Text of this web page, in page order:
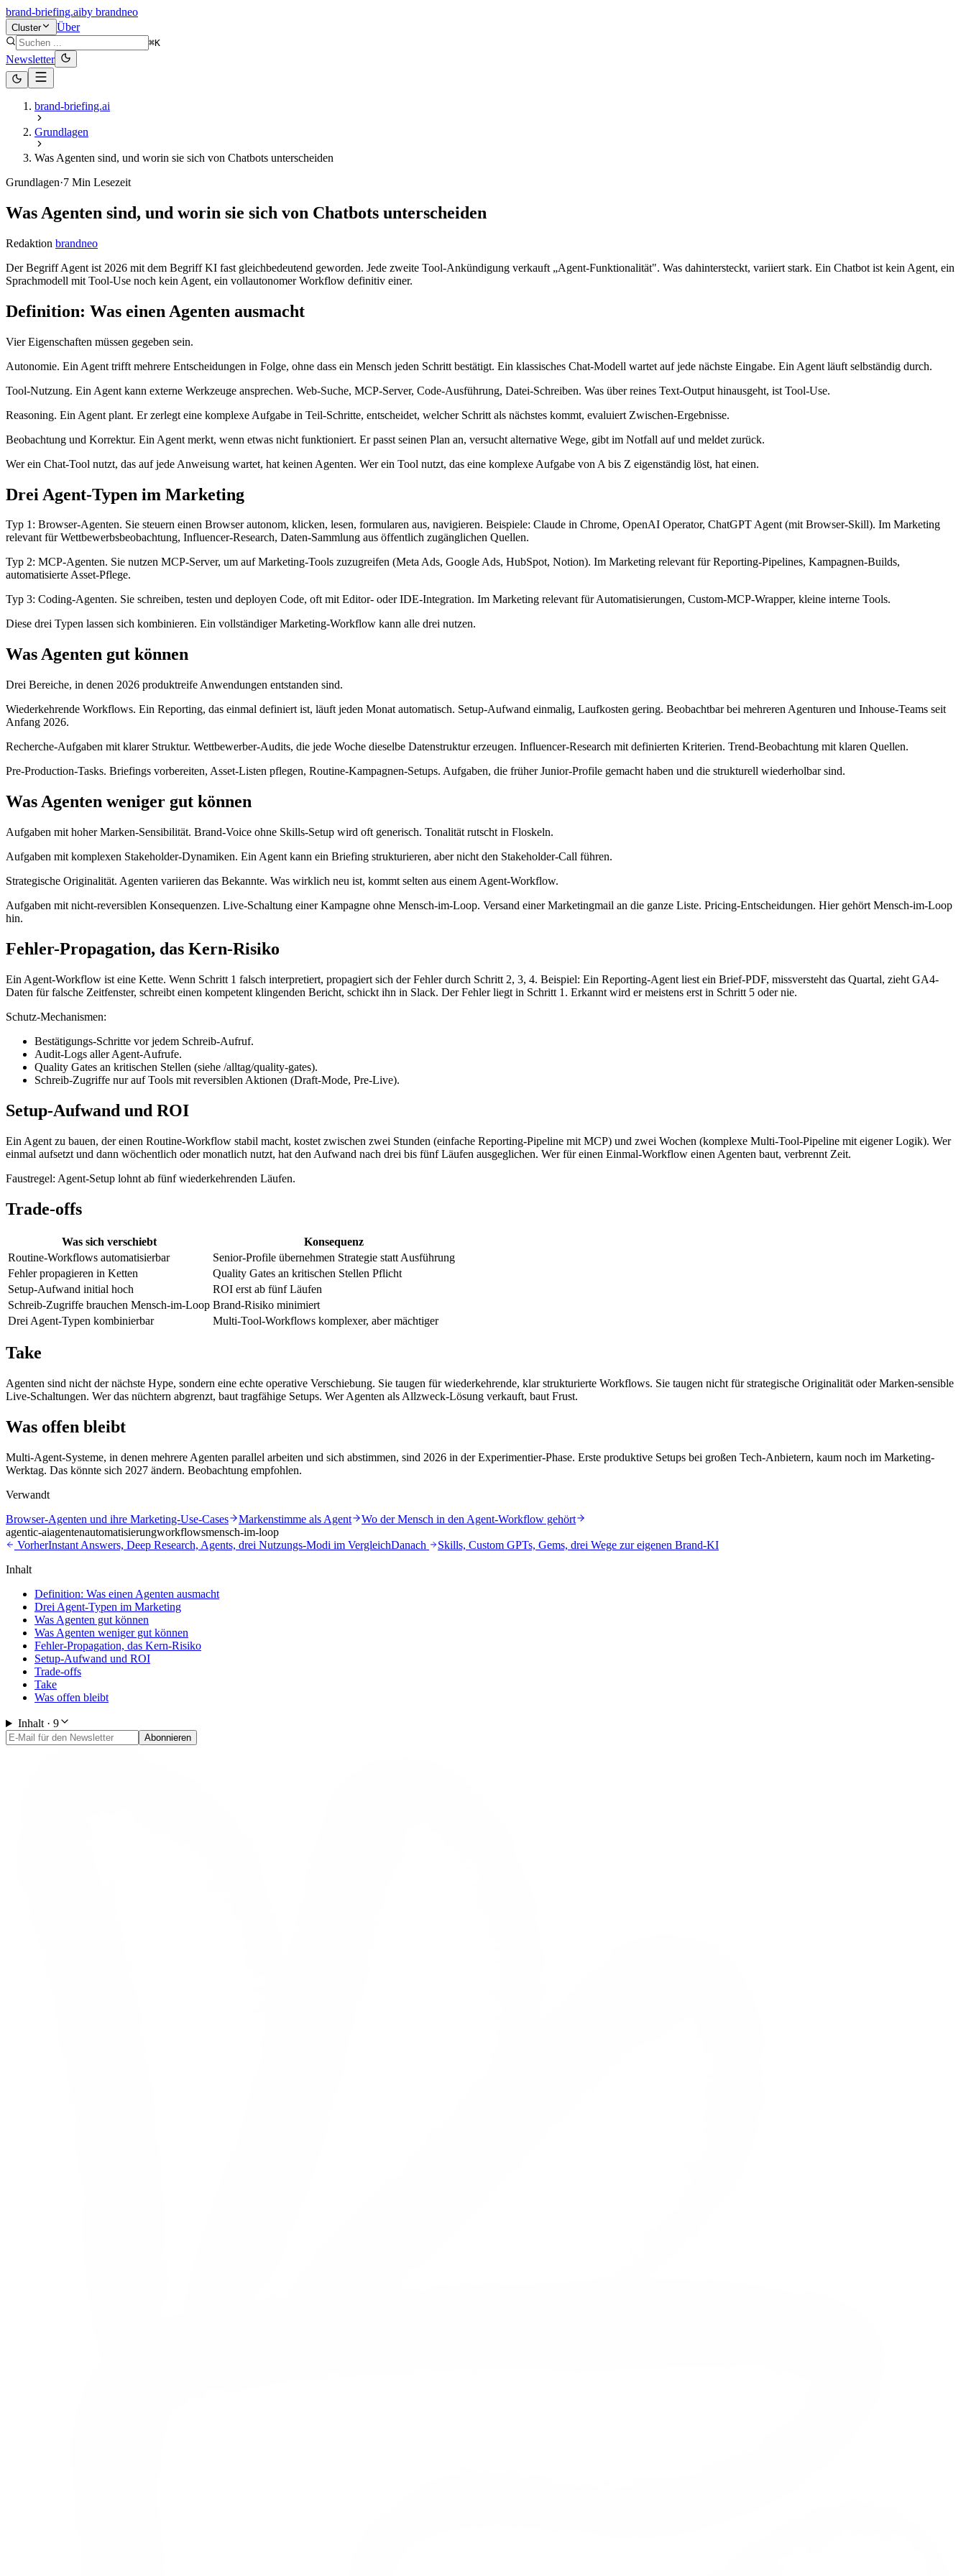
brand-briefing.aiby brandneo
Cluster Über
⌘K
Newsletter
brand-briefing.ai
Grundlagen
Was Agenten sind, und worin sie sich von Chatbots unterscheiden
Grundlagen·7 Min Lesezeit
Was Agenten sind, und worin sie sich von Chatbots unterscheiden
Redaktion brandneo
Der Begriff Agent ist 2026 mit dem Begriff KI fast gleichbedeutend geworden. Jede zweite Tool-Ankündigung verkauft „Agent-Funktionalität". Was dahintersteckt, variiert stark. Ein Chatbot ist kein Agent, ein
Sprachmodell mit Tool-Use noch kein Agent, ein vollautonomer Workflow definitiv einer.
Definition: Was einen Agenten ausmacht
Vier Eigenschaften müssen gegeben sein.
Autonomie. Ein Agent trifft mehrere Entscheidungen in Folge, ohne dass ein Mensch jeden Schritt bestätigt. Ein klassisches Chat-Modell wartet auf jede nächste Eingabe. Ein Agent läuft selbständig durch.
Tool-Nutzung. Ein Agent kann externe Werkzeuge ansprechen. Web-Suche, MCP-Server, Code-Ausführung, Datei-Schreiben. Was über reines Text-Output hinausgeht, ist Tool-Use.
Reasoning. Ein Agent plant. Er zerlegt eine komplexe Aufgabe in Teil-Schritte, entscheidet, welcher Schritt als nächstes kommt, evaluiert Zwischen-Ergebnisse.
Beobachtung und Korrektur. Ein Agent merkt, wenn etwas nicht funktioniert. Er passt seinen Plan an, versucht alternative Wege, gibt im Notfall auf und meldet zurück.
Wer ein Chat-Tool nutzt, das auf jede Anweisung wartet, hat keinen Agenten. Wer ein Tool nutzt, das eine komplexe Aufgabe von A bis Z eigenständig löst, hat einen.
Drei Agent-Typen im Marketing
Typ 1: Browser-Agenten. Sie steuern einen Browser autonom, klicken, lesen, formularen aus, navigieren. Beispiele: Claude in Chrome, OpenAI Operator, ChatGPT Agent (mit Browser-Skill). Im Marketing
relevant für Wettbewerbsbeobachtung, Influencer-Research, Daten-Sammlung aus öffentlich zugänglichen Quellen.
Typ 2: MCP-Agenten. Sie nutzen MCP-Server, um auf Marketing-Tools zuzugreifen (Meta Ads, Google Ads, HubSpot, Notion). Im Marketing relevant für Reporting-Pipelines, Kampagnen-Builds,
automatisierte Asset-Pflege.
Typ 3: Coding-Agenten. Sie schreiben, testen und deployen Code, oft mit Editor- oder IDE-Integration. Im Marketing relevant für Automatisierungen, Custom-MCP-Wrapper, kleine interne Tools.
Diese drei Typen lassen sich kombinieren. Ein vollständiger Marketing-Workflow kann alle drei nutzen.
Was Agenten gut können
Drei Bereiche, in denen 2026 produktreife Anwendungen entstanden sind.
Wiederkehrende Workflows. Ein Reporting, das einmal definiert ist, läuft jeden Monat automatisch. Setup-Aufwand einmalig, Laufkosten gering. Beobachtbar bei mehreren Agenturen und Inhouse-Teams seit
Anfang 2026.
Recherche-Aufgaben mit klarer Struktur. Wettbewerber-Audits, die jede Woche dieselbe Datenstruktur erzeugen. Influencer-Research mit definierten Kriterien. Trend-Beobachtung mit klaren Quellen.
Pre-Production-Tasks. Briefings vorbereiten, Asset-Listen pflegen, Routine-Kampagnen-Setups. Aufgaben, die früher Junior-Profile gemacht haben und die strukturell wiederholbar sind.
Was Agenten weniger gut können
Aufgaben mit hoher Marken-Sensibilität. Brand-Voice ohne Skills-Setup wird oft generisch. Tonalität rutscht in Floskeln.
Aufgaben mit komplexen Stakeholder-Dynamiken. Ein Agent kann ein Briefing strukturieren, aber nicht den Stakeholder-Call führen.
Strategische Originalität. Agenten variieren das Bekannte. Was wirklich neu ist, kommt selten aus einem Agent-Workflow.
Aufgaben mit nicht-reversiblen Konsequenzen. Live-Schaltung einer Kampagne ohne Mensch-im-Loop. Versand einer Marketingmail an die ganze Liste. Pricing-Entscheidungen. Hier gehört Mensch-im-Loop
hin.
Fehler-Propagation, das Kern-Risiko
Ein Agent-Workflow ist eine Kette. Wenn Schritt 1 falsch interpretiert, propagiert sich der Fehler durch Schritt 2, 3, 4. Beispiel: Ein Reporting-Agent liest ein Brief-PDF, missversteht das Quartal, zieht GA4-
Daten für falsche Zeitfenster, schreibt einen kompetent klingenden Bericht, schickt ihn in Slack. Der Fehler liegt in Schritt 1. Erkannt wird er meistens erst in Schritt 5 oder nie.
Schutz-Mechanismen:
Bestätigungs-Schritte vor jedem Schreib-Aufruf.
Audit-Logs aller Agent-Aufrufe.
Quality Gates an kritischen Stellen (siehe /alltag/quality-gates).
Schreib-Zugriffe nur auf Tools mit reversiblen Aktionen (Draft-Mode, Pre-Live).
Setup-Aufwand und ROI
Ein Agent zu bauen, der einen Routine-Workflow stabil macht, kostet zwischen zwei Stunden (einfache Reporting-Pipeline mit MCP) und zwei Wochen (komplexe Multi-Tool-Pipeline mit eigener Logik). Wer
einmal aufsetzt und dann wöchentlich oder monatlich nutzt, hat den Aufwand nach drei bis fünf Läufen ausgeglichen. Wer für einen Einmal-Workflow einen Agenten baut, verbrennt Zeit.
Faustregel: Agent-Setup lohnt ab fünf wiederkehrenden Läufen.
Trade-offs
Was sich verschiebt
Konsequenz
Routine-Workflows automatisierbar
Senior-Profile übernehmen Strategie statt Ausführung
Fehler propagieren in Ketten
Quality Gates an kritischen Stellen Pflicht
Setup-Aufwand initial hoch
ROI erst ab fünf Läufen
Schreib-Zugriffe brauchen Mensch-im-Loop Brand-Risiko minimiert
Drei Agent-Typen kombinierbar
Multi-Tool-Workflows komplexer, aber mächtiger
Take
Agenten sind nicht der nächste Hype, sondern eine echte operative Verschiebung. Sie taugen für wiederkehrende, klar strukturierte Workflows. Sie taugen nicht für strategische Originalität oder Marken-sensible
Live-Schaltungen. Wer das nüchtern abgrenzt, baut tragfähige Setups. Wer Agenten als Allzweck-Lösung verkauft, baut Frust.
Was offen bleibt
Multi-Agent-Systeme, in denen mehrere Agenten parallel arbeiten und sich abstimmen, sind 2026 in der Experimentier-Phase. Erste produktive Setups bei großen Tech-Anbietern, kaum noch im Marketing-
Werktag. Das könnte sich 2027 ändern. Beobachtung empfohlen.
Verwandt
Browser-Agenten und ihre Marketing-Use-Cases
Markenstimme als Agent
Wo der Mensch in den Agent-Workflow gehört
agentic-aiagentenautomatisierungworkflowsmensch-im-loop
VorherInstant Answers, Deep Research, Agents, drei Nutzungs-Modi im VergleichDanach
Skills, Custom GPTs, Gems, drei Wege zur eigenen Brand-KI
Inhalt
Definition: Was einen Agenten ausmacht
Drei Agent-Typen im Marketing
Was Agenten gut können
Was Agenten weniger gut können
Fehler-Propagation, das Kern-Risiko
Setup-Aufwand und ROI
Trade-offs
Take
Was offen bleibt
Inhalt · 9
Abonnieren